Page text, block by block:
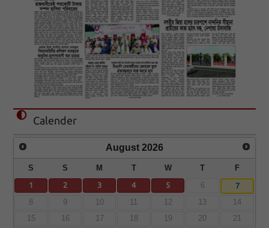
Calender
August 2026
S S M T W T F
1 2 3 4 5 6 7
8 9 10 11 12 13
14
15
16 17 18 19 20
21